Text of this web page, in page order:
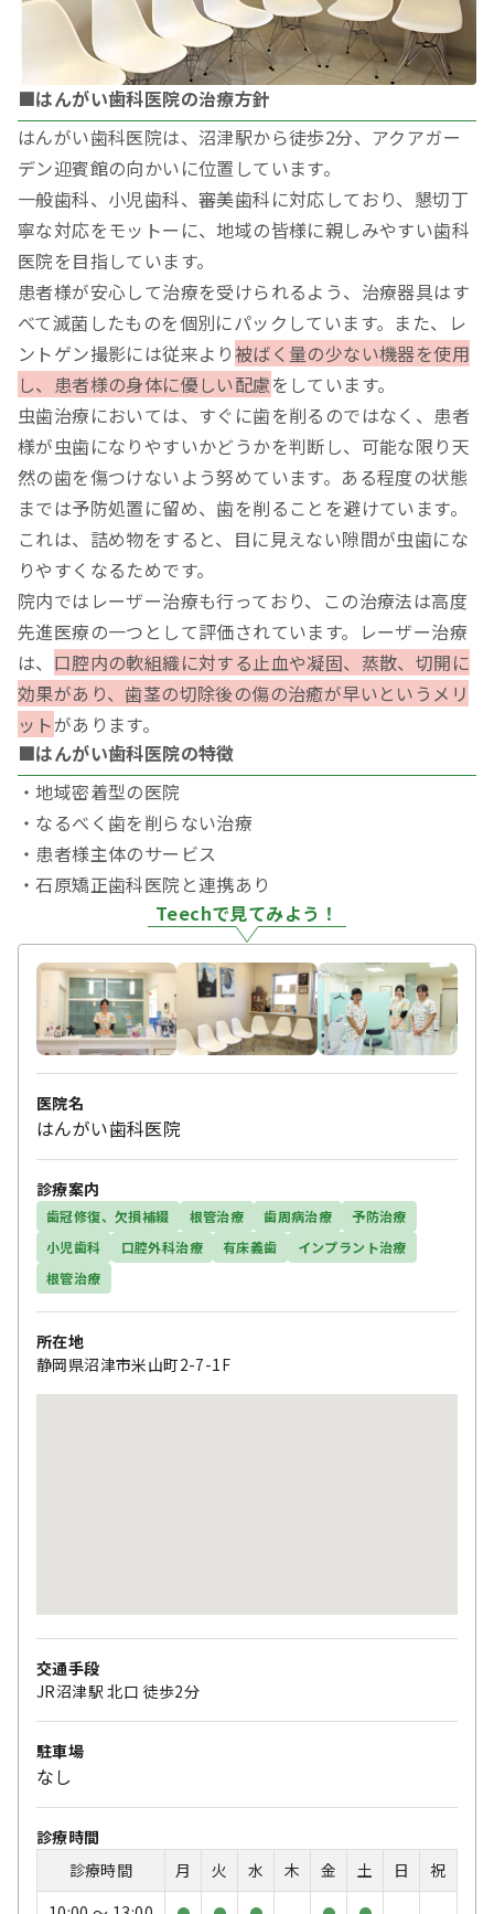
■はんがい歯科医院の治療方針
はんがい歯科医院は、沼津駅から徒歩2分、アクアガー
デン迎賓館の向かいに位置しています。
一般歯科、小児歯科、審美歯科に対応しており、懇切丁
寧な対応をモットーに、地域の皆様に親しみやすい歯科
医院を目指しています。
患者様が安心して治療を受けられるよう、治療器具はす
べて滅菌したものを個別にパックしています。また、レ
ントゲン撮影には従来より被ばく量の少ない機器を使用
し、患者様の身体に優しい配慮をしています。
虫歯治療においては、すぐに歯を削るのではなく、患者
様が虫歯になりやすいかどうかを判断し、可能な限り天
然の歯を傷つけないよう努めています。ある程度の状態
までは予防処置に留め、歯を削ることを避けています。
これは、詰め物をすると、目に見えない隙間が虫歯にな
りやすくなるためです。
院内ではレーザー治療も行っており、この治療法は高度
先進医療の一つとして評価されています。レーザー治療
は、 口腔内の軟組織に対する止血や凝固、蒸散、切開に
効果があり、歯茎の切除後の傷の治癒が早いというメリ
ットがあります。
■はんがい歯科医院の特徴
・地域密着型の医院
・なるべく歯を削らない治療
・患者様主体のサービス
・石原矯正歯科医院と連携あり
Teechで見てみよう！
医院名
はんがい歯科医院
診療案内
歯冠修復、欠損補綴 根管治療 歯周病治療
予防治療
小児歯科
口腔外科治療 有床義歯
インプラント治療
根管治療
所在地
静岡県沼津市米山町2-7-1F
交通手段
JR沼津駅 北口 徒歩2分
駐車場
なし
診療時間
診療時間
月 火 水 木 金 土 日
祝